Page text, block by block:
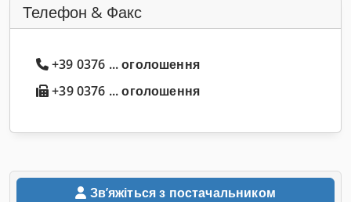
Телефон & Факс
+39 0376 ... оголошення
+39 0376 ... оголошення
Звʼяжіться з постачальником